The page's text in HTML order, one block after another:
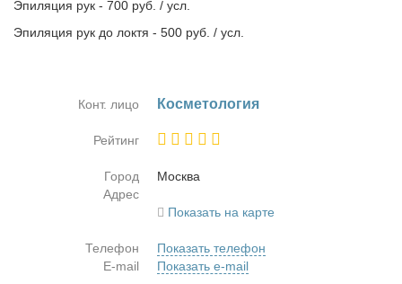
Эпиляция рук - 700 руб. / усл.
Эпиляция рук до локтя - 500 руб. / усл.
Конт. лицо Кос­ме­то­ло­гия
Рейтинг
Город
Москва
Адрес
Показать на карте
Телефон
Показать телефон
E-mail
Показать e-mail